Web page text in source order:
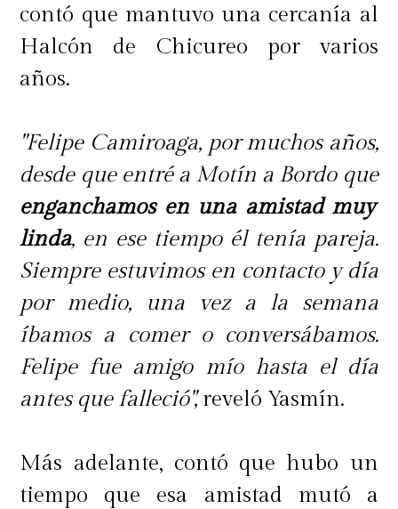
contó que mantuvo una cercanía al
Halcón de Chicureo por varios
años.
"Felipe Camiroaga, por muchos años,
desde que entré a Motín a Bordo que
enganchamos en una amistad muy
linda, en ese tiempo él tenía pareja.
Siempre estuvimos en contacto y día
por medio, una vez a la semana
íbamos a comer o conversábamos.
Felipe fue amigo mío hasta el día
antes que falleció",reveló Yasmín.
Más adelante, contó que hubo un
tiempo que esa amistad mutó a